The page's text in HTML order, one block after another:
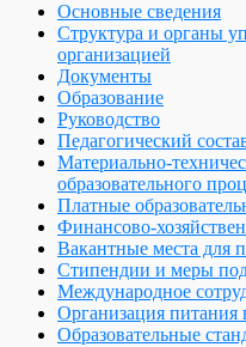
Основные сведения
Структура и органы
организацией
Документы
Образование
Руководство
Педагогический
Материально-
образовательного
Платные
Финансово-
Вакантные места для
Стипендии и меры
Международное
Организация питания
Образовательные